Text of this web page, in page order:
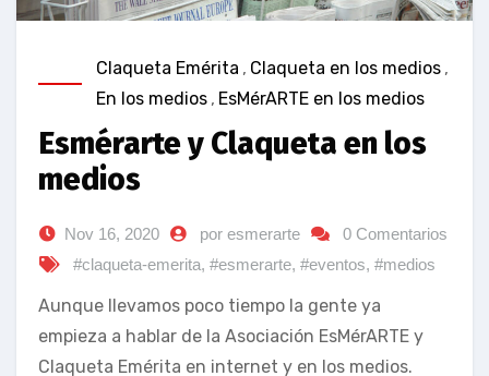
Claqueta Emérita , Claqueta en los medios ,
En los medios , EsMérARTE en los medios
Esmérarte y Claqueta en los
medios
Nov 16, 2020 por esmerarte
0 Comentarios
#claqueta-emerita, #esmerarte, #eventos, #medios
Aunque llevamos poco tiempo la gente ya
empieza a hablar de la Asociación EsMérARTE y
Claqueta Emérita en internet y en los medios.